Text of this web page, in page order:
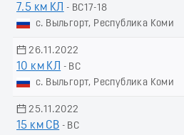
7.5 км КЛ
- ВС17-18
с. Выльгорт, Республика Коми
26.11.2022
10 км КЛ
- ВС
с. Выльгорт, Республика Коми
25.11.2022
15 км СВ - ВС